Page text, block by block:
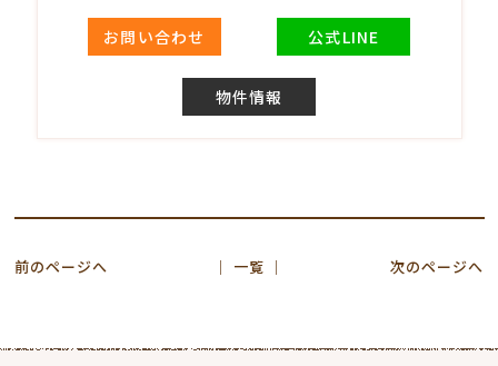
お問い合わせ 公式LINE
物件情報
前のページへ 次のページへ
│ 一覧 │